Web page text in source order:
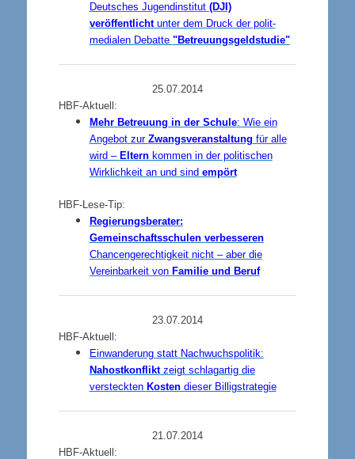
Deutsches Jugendinstitut (DJI)
veröffentlichtunter dem Druck der polit-
medialen Debatte "Betreuungsgeldstudie"
25.07.2014
HBF-Aktuell:
Mehr Betreuung in der Schule: Wie ein
Angebot zur Zwangsveranstaltung für alle
wird – Eltern kommen in der politischen
Wirklichkeit an und sind empört
HBF-Lese-Tip:
Regierungsberater:
Gemeinschaftsschulen verbesseren
Chancengerechtigkeit nicht – aber die
Vereinbarkeit von Familie und Beruf
23.07.2014
HBF-Aktuell:
Einwanderung statt Nachwuchspolitik:
Nahostkonfliktzeigt schlagartig die
versteckten Kostendieser Billigstrategie
21.07.2014
HBF-Aktuell: